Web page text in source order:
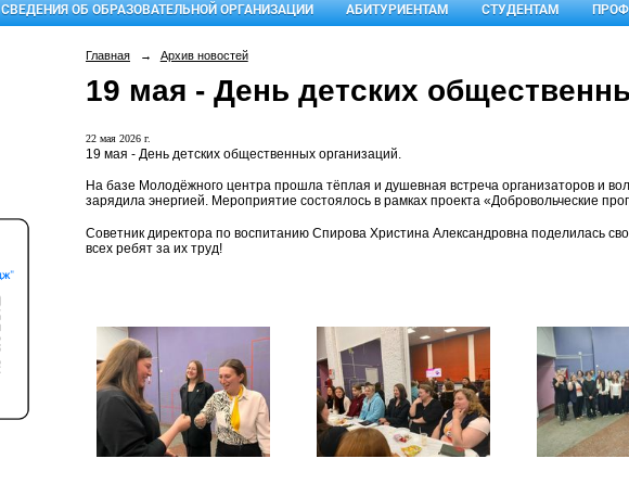
СВЕДЕНИЯ ОБ ОБРАЗОВАТЕЛЬНОЙ ОРГАНИЗАЦИИ АБИТУРИЕНТАМ СТУДЕНТАМ
Главная → Архив новостей
19 мая - День детских
22 мая 2026 г.
19 мая - День детских общественных организаций.
На базе Молодёжного центра прошла тёплая и душевная встреча организаторов и
зарядила энергией. Мероприятие состоялось в рамках проекта «Добровольческие
Советник директора по воспитанию Спирова Христина Александровна поделилась
всех ребят за их труд!